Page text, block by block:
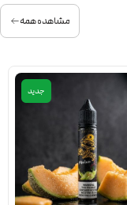
مشاهده همه
جدید